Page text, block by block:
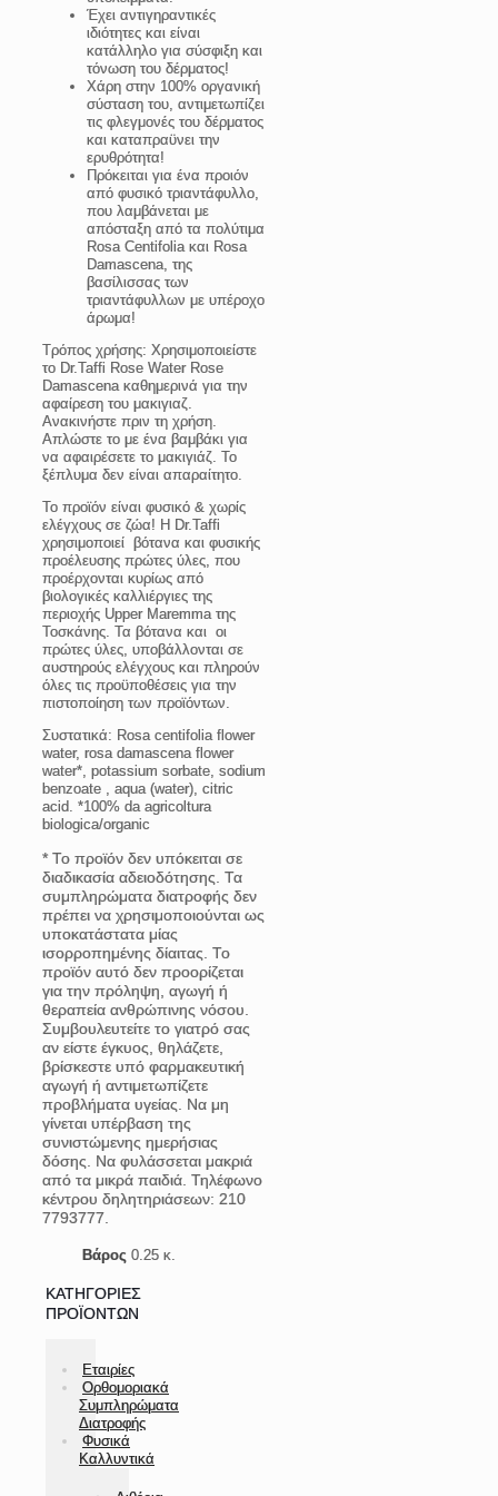
Έχει αντιγηραντικές
ιδιότητες και είναι
κατάλληλο για σύσφιξη και
τόνωση του δέρματος!
Χάρη στην 100% οργανική
σύσταση του, αντιμετωπίζει
τις φλεγμονές του δέρματος
και καταπραϋνει την
ερυθρότητα!
Πρόκειται για ένα προιόν
από φυσικό τριαντάφυλλο,
που λαμβάνεται με
απόσταξη από τα πολύτιμα
Rosa Centifolia και Rosa
Damascena, της
βασίλισσας των
τριαντάφυλλων με υπέροχο
άρωμα!
Τρόπος χρήσης: Χρησιμοποιείστε
το Dr.Taffi Rose Water Rose
Damascena καθημερινά για την
αφαίρεση του μακιγιαζ.
Ανακινήστε πριν τη χρήση.
Απλώστε το με ένα βαμβάκι για
να αφαιρέσετε το μακιγιάζ. Το
ξέπλυμα δεν είναι απαραίτητο.
Το προϊόν είναι φυσικό & χωρίς
ελέγχους σε ζώα! Η Dr.Taffi
χρησιμοποιεί βότανα και φυσικής
προέλευσης πρώτες ύλες, που
προέρχονται κυρίως από
βιολογικές καλλιέργιες της
περιοχής Upper Maremma της
Τοσκάνης. Τα βότανα και οι
πρώτες ύλες, υποβάλλονται σε
αυστηρούς ελέγχους και πληρούν
όλες τις προϋποθέσεις για την
πιστοποίηση των προϊόντων.
Συστατικά: Rosa centifolia flower
water, rosa damascena flower
water*, potassium sorbate, sodium
benzoate , aqua (water), citric
acid. *100% da agricoltura
biologica/organic
* Το προϊόν δεν υπόκειται σε
διαδικασία αδειοδότησης. Τα
συμπληρώματα διατροφής δεν
πρέπει να χρησιμοποιούνται ως
υποκατάστατα μίας
ισορροπημένης δίαιτας. Το
προϊόν αυτό δεν προορίζεται
για την πρόληψη, αγωγή ή
θεραπεία ανθρώπινης νόσου.
Συμβουλευτείτε το γιατρό σας
αν είστε έγκυος, θηλάζετε,
βρίσκεστε υπό φαρμακευτική
αγωγή ή αντιμετωπίζετε
προβλήματα υγείας. Να μη
γίνεται υπέρβαση της
συνιστώμενης ημερήσιας
δόσης. Να φυλάσσεται μακριά
από τα μικρά παιδιά. Τηλέφωνο
κέντρου δηλητηριάσεων: 210
7793777.
Βάρος 0.25 κ.
ΚΑΤΗΓΟΡΊΕΣ
ΠΡΟΪΌΝΤΩΝ
Εταιρίες
Ορθομοριακά
Συμπληρώματα
Διατροφής
Φυσικά
Καλλυντικά